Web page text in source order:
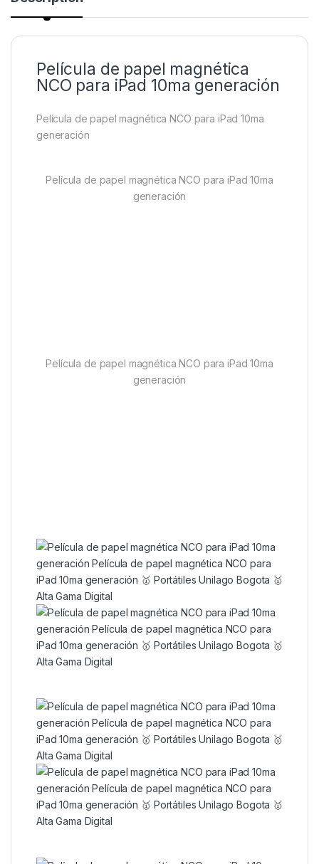
Película de papel magnética
NCO para iPad 10ma generación
Película de papel magnética NCO para iPad 10ma
generación
Película de papel magnética NCO para iPad 10ma
generación
Película de papel magnética NCO para iPad 10ma
generación